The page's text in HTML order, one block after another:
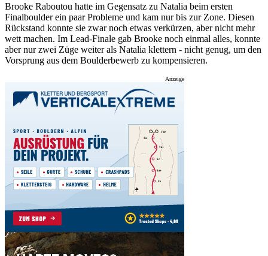
Brooke Raboutou hatte im Gegensatz zu Natalia beim ersten
Finalboulder ein paar Probleme und kam nur bis zur Zone. Diesen
Rückstand konnte sie zwar noch etwas verkürzen, aber nicht mehr
wett machen. Im Lead-Finale gab Brooke noch einmal alles, konnte
aber nur zwei Züge weiter als Natalia klettern - nicht genug, um den
Vorsprung aus dem Boulderbewerb zu kompensieren.
Anzeige